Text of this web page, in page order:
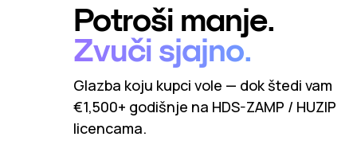
Potroši manje.
Zvuči sjajno.
Glazba koju kupci vole — dok štedi vam
€1,500+ godišnje na HDS-ZAMP / HUZIP
licencama.